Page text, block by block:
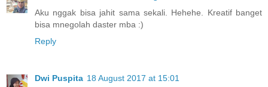
Aku nggak bisa jahit sama sekali. Hehehe. Kreatif banget
bisa mnegolah daster mba :)
Reply
Dwi Puspita 18 August 2017 at 15:01